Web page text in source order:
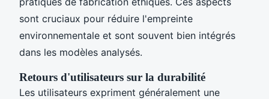
sont cruciaux pour réduire l'empreinte
environnementale et sont souvent bien intégrés
dans les modèles analysés.
Retours d'utilisateurs sur la durabilité
Les utilisateurs expriment généralement une